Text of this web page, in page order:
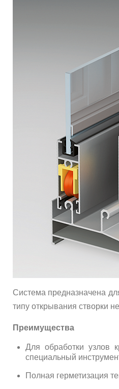
Система предназначена
типу открывания створки
Преимущества
Для обработки узлов
специальный
Полная герметизация